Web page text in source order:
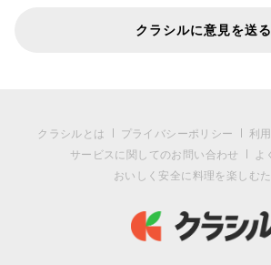
クラシルに意見を送る
クラシルとは プライバシーポリシー 利
サービスに関してのお問い合わせ
よ
おいしく安全に料理を楽しむ